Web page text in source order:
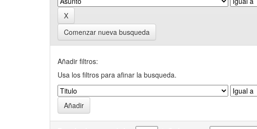
Comenzar nueva busqueda
Añadir filtros:
Usa los filtros para afinar la busqueda.